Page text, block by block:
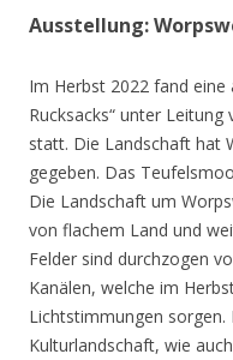
Ausstellung:
Im Herbst 2022 fand eine
Rucksacks“ unter
statt. Die Landschaft hat
gegeben. Das
Die Landschaft um
von flachem Land und
Felder sind durchzogen
Kanälen, welche im
Lichtstimmungen
Kulturlandschaft, wie